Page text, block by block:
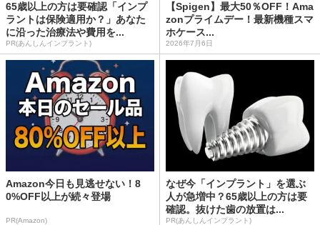
65歳以上の方は要確認「インプ
ラントは保険適用か？」あなた
に沿った治療法や費用を...
PR(あんしんインプラント)
【Spigen】最大50％OFF！Ama
zonプライムデー！最新機種スマ
ホケース...
2026年7月6日
Amazon今日も見逃せない！8
0%OFF以上が続々登場
PR(Amazon)
なぜ今「インプラント」を選ぶ
人が急増中？65歳以上の方は要
確認。抜けた歯の放置は...
PR(あんしんインプラント)